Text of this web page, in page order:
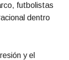
futbolistas
dentro
y el